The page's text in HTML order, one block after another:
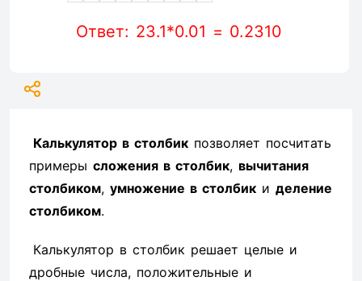
Ответ: 23.1*0.01 = 0.2310
Калькулятор в столбик позволяет посчитать
примеры сложения в столбик, вычитания
столбиком, умножение в столбик и деление
столбиком.
Калькулятор в столбик решает целые и
дробные числа, положительные и